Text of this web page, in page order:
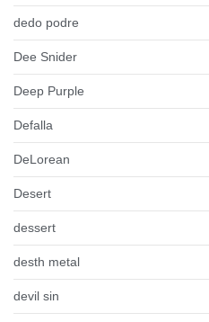
dedo podre
Dee Snider
Deep Purple
Defalla
DeLorean
Desert
dessert
desth metal
devil sin